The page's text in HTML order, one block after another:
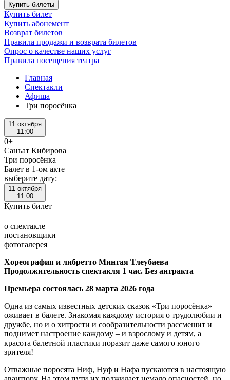
Купить билеты
Купить билет
Купить абонемент
Возврат билетов
Правила продажи и возврата билетов
Опрос о качестве наших услуг
Правила посещения театра
Главная
Спектакли
Афиша
Три поросёнка
11 октября
11:00
0+
Санъат Кибирова
Три поросёнка
Балет в 1-ом акте
выберите дату:
11 октября
11:00
Купить билет
о спектакле
постановщики
фотогалерея
Хореография и либретто Минтая Тлеубаева
Продолжительность спектакля 1 час. Без антракта
Премьера состоялась 28 марта 2026 года
Одна из самых известных детских сказок «Три поросёнка»
оживает в балете. Знакомая каждому история о трудолюбии и
дружбе, но и о хитрости и сообразительности рассмешит и
поднимет настроение каждому – и взрослому и детям, а
красота балетной пластики поразит даже самого юного
зрителя!
Отважные поросята Ниф, Нуф и Нафа пускаются в настоящую